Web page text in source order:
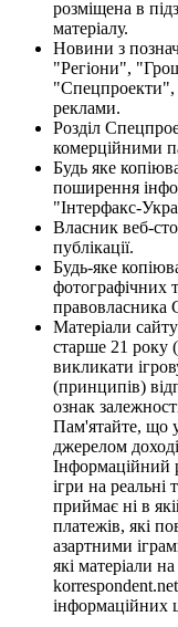
розміщена в
матеріалу.
Новини з
"Регіони",
"Спецпроекти",
реклами.
Розділ
комерційними
Будь яке
поширення
"Інтерфакс-
Власник веб-
публікації.
Будь-яке
фотографічних
правовласника
Матеріали
старше 21 року
викликати
(принципів)
ознак
Пам'ятайте, що
джерелом
Інформаційний
ігри на реальні
приймає ні в
платежів, які
азартними
які матеріали
інформаційних